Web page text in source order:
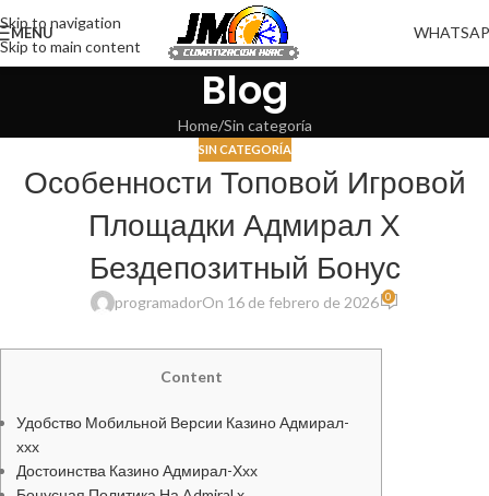
Skip to navigation
Skip to main content
MENU
Blog
Home Sin categoría
SIN CATEGORÍA
Особенности Топовой Игровой
Площадки Адмирал Х
Бездепозитный Бонус
programadorOn 16 de febrero de 2026 0
Content
Удобство Мобильной Версии Казино Адмирал-
ххх
Достоинства Казино Адмирал-Ххх